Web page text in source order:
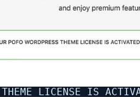
THEME LICENSE IS